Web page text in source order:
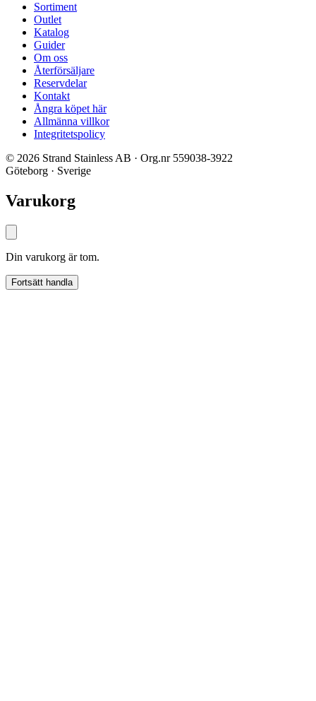
Sortiment
Outlet
Katalog
Guider
Om oss
Återförsäljare
Reservdelar
Kontakt
Ångra köpet här
Allmänna villkor
Integritetspolicy
© 2026 Strand Stainless AB · Org.nr 559038-3922
Göteborg · Sverige
Varukorg
Din varukorg är tom.
Fortsätt handla